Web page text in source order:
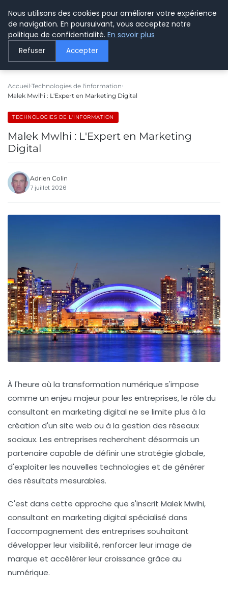
LE WEBMARKETING
Accueil Technologies de l'information
Malek Mwlhi : L'Expert en Marketing Digital
TECHNOLOGIES DE L'INFORMATION
Malek Mwlhi : L'Expert en Marketing
Digital
Adrien Colin
7 juillet 2026
À l'heure où la transformation numérique s'impose
comme un enjeu majeur pour les entreprises, le rôle du
consultant en marketing digital ne se limite plus à la
création d'un site web ou à la gestion des réseaux
sociaux. Les entreprises recherchent désormais un
partenaire capable de définir une stratégie globale,
d'exploiter les nouvelles technologies et de générer
des résultats mesurables.
C'est dans cette approche que s'inscrit Malek Mwlhi,
consultant en marketing digital spécialisé dans
l'accompagnement des entreprises souhaitant
développer leur visibilité, renforcer leur image de
marque et accélérer leur croissance grâce au
numérique.
Nous utilisons des cookies pour améliorer votre expérience
de navigation. En poursuivant, vous acceptez notre
politique de confidentialité. En savoir plus
Refuser Accepter